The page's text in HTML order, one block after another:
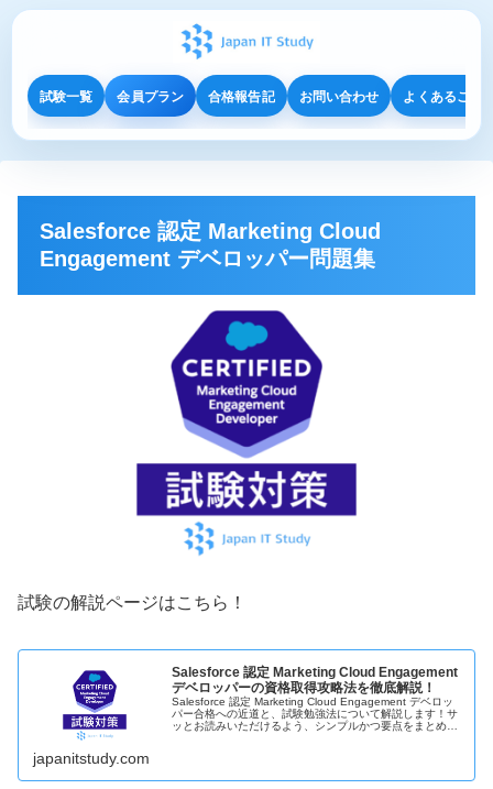
試験一覧 会員プラン 合格報告記 お問い合わせ よくあるご質
Salesforce 認定 Marketing Cloud
Engagement デベロッパー問題集
試験の解説ページはこちら！
Salesforce 認定 Marketing Cloud Engagement
デベロッパーの資格取得攻略法を徹底解説！
Salesforce 認定 Marketing Cloud Engagement デベロッ
パー合格への近道と、試験勉強法について解説します！サ
ッとお読みいただけるよう、シンプルかつ要点をまとめて
japanitstudy.com